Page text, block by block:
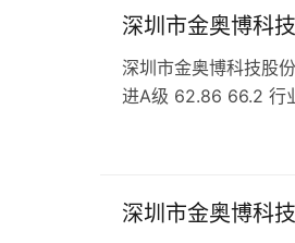
深圳市金奥博科
深圳市金奥博科技股
进A级 62.86 66.2 行
深圳市金奥博科